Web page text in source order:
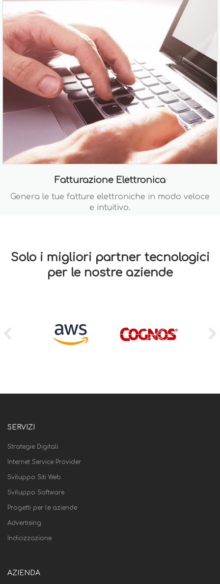
Fatturazione Elettronica
Genera le tue fatture elettroniche in modo veloce
e intuitivo.
Solo i migliori partner tecnologici
per le nostre aziende
SERVIZI
Strategie Digitali
Internet Service Provider
Sviluppo Siti Web
Sviluppo Software
Progetti per le aziende
Advertising
Indicizzazione
AZIENDA